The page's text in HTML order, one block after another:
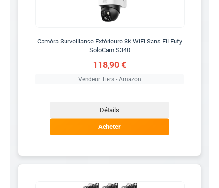
Caméra Surveillance Extérieure 3K WiFi Sans Fil Eufy
SoloCam S340
118,90 €
Vendeur Tiers - Amazon
Détails
Acheter